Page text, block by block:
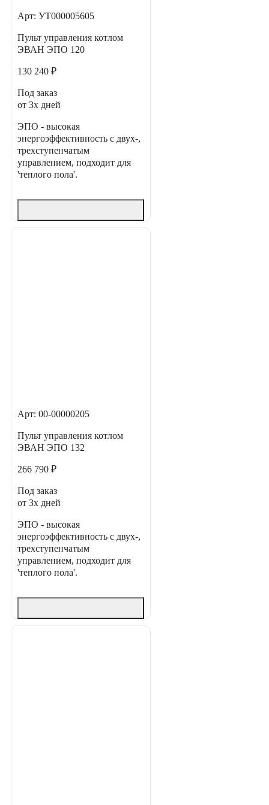
Арт: УТ000005605
Пульт управления котлом
ЭВАН ЭПО 120
130 240 ₽
Под заказ
от 3х дней
ЭПО - высокая
энергоэффективность с двух-,
трехступенчатым
управлением, подходит для
'теплого пола'.
Арт: 00-00000205
Пульт управления котлом
ЭВАН ЭПО 132
266 790 ₽
Под заказ
от 3х дней
ЭПО - высокая
энергоэффективность с двух-,
трехступенчатым
управлением, подходит для
'теплого пола'.